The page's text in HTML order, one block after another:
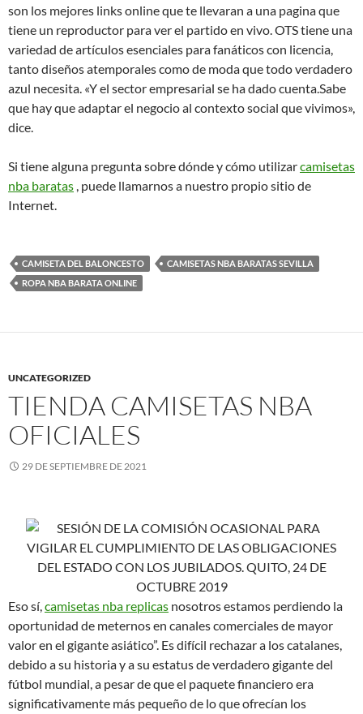
son los mejores links online que te llevaran a una pagina que
tiene un reproductor para ver el partido en vivo. OTS tiene una
variedad de artículos esenciales para fanáticos con licencia,
tanto diseños atemporales como de moda que todo verdadero
azul necesita. «Y el sector empresarial se ha dado cuenta.Sabe
que hay que adaptar el negocio al contexto social que vivimos»,
dice.
Si tiene alguna pregunta sobre dónde y cómo utilizarcamisetas
nba baratas , puede llamarnos a nuestro propio sitio de
Internet.
CAMISETA DEL BALONCESTO
CAMISETAS NBA BARATAS SEVILLA
ROPA NBA BARATA ONLINE
UNCATEGORIZED
TIENDA CAMISETAS NBA
OFICIALES
29 DE SEPTIEMBRE DE 2021
Eso sí,camisetas nba replicas nosotros estamos perdiendo la
oportunidad de meternos en canales comerciales de mayor
valor en el gigante asiático”. Es difícil rechazar a los catalanes,
debido a su historia y a su estatus de verdadero gigante del
fútbol mundial, a pesar de que el paquete financiero era
significativamente más pequeño de lo que ofrecían los